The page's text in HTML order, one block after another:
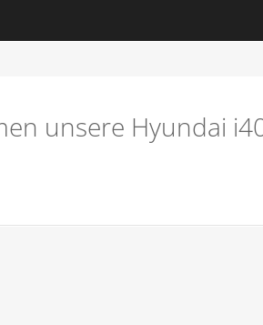
unsere Hyundai